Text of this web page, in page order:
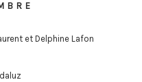
et Delphine Lafon